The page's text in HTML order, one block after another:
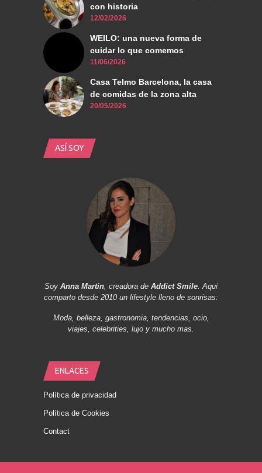
con historia
12/02/2026
WEILO: una nueva forma de
cuidar lo que comemos
11/06/2026
Casa Telmo Barcelona, la casa
de comidas de la zona alta
20/05/2026
ASÍ SOY
Soy Anna Martin, creadora de Addict Smile. Aqui
comparto desde 2010 un lifestyle lleno de sonrisas:
Moda, belleza, gastronomia, tendencias, ocio,
viajes, celebrities, lujo y mucho mas.
ENLACES
Política de privacidad
Política de Cookies
Contact